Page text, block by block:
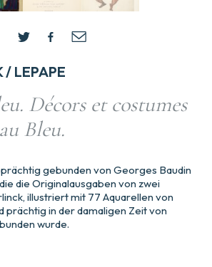
/ LEPAPE
Décors et costumes
Bleu.
gebunden von Georges Baudin
die Originalausgaben von zwei
illustriert mit 77 Aquarellen von
prächtig in der damaligen Zeit von
wurde.